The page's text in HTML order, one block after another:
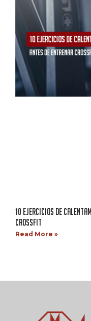
10 EJERCICIOS DE
CROSSFIT
Read More »